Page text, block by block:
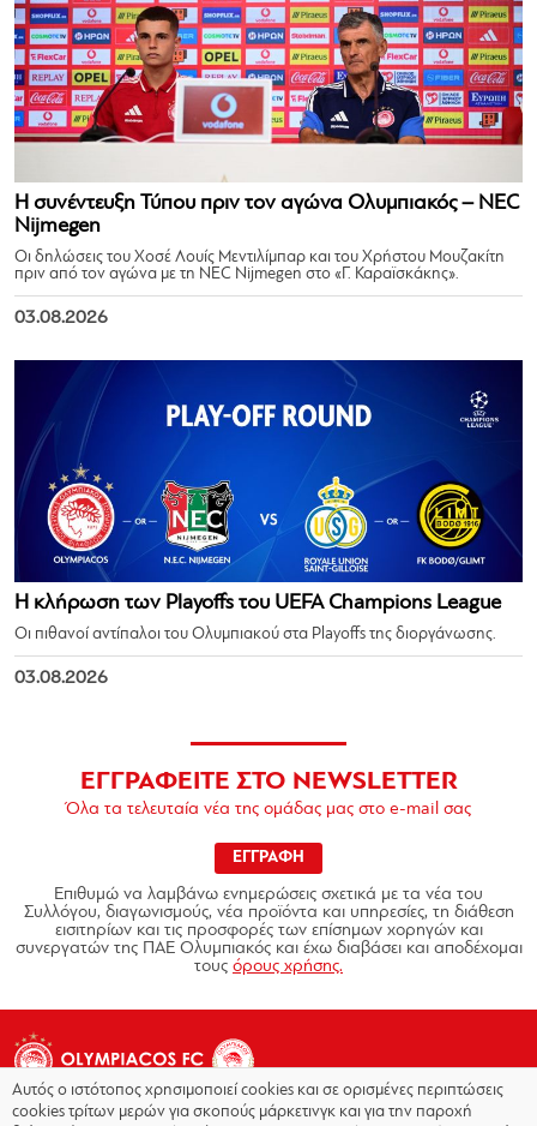
Η συνέντευξη Τύπου πριν τον αγώνα Ολυμπιακός – NEC
Nijmegen
Οι δηλώσεις του Χοσέ Λουίς Μεντιλίμπαρ και του Χρήστου Μουζακίτη
πριν από τον αγώνα με τη NEC Nijmegen στο «Γ. Καραϊσκάκης».
03.08.2026
Η κλήρωση των Playoffs του UEFA Champions League
Οι πιθανοί αντίπαλοι του Ολυμπιακού στα Playoffs της διοργάνωσης.
03.08.2026
ΕΓΓΡΑΦΕΙΤΕ ΣΤΟ NEWSLETTER
Όλα τα τελευταία νέα της ομάδας μας στο e-mail σας
ΕΓΓΡΑΦΗ
Επιθυμώ να λαμβάνω ενημερώσεις σχετικά με τα νέα του
Συλλόγου, διαγωνισμούς, νέα προϊόντα και υπηρεσίες, τη διάθεση
εισιτηρίων και τις προσφορές των επίσημων χορηγών και
συνεργατών της ΠΑΕ Ολυμπιακός και έχω διαβάσει και αποδέχομαι
τους όρους χρήσης.
Αυτός ο ιστότοπος χρησιμοποιεί cookies και σε ορισμένες περιπτώσεις
cookies τρίτων μερών για σκοπούς μάρκετινγκ και για την παροχή